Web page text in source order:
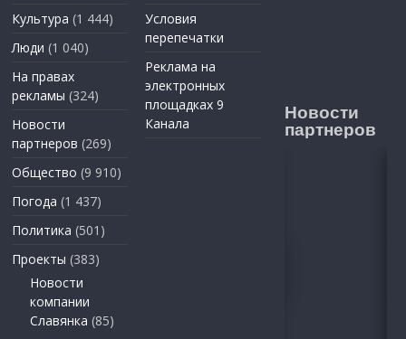
Культура (1 444)
Люди (1 040)
На правах
рекламы (324)
Новости
партнеров (269)
Общество (9 910)
Погода (1 437)
Политика (501)
Проекты (383)
Новости
компании
Славянка (85)
Условия
перепечатки
Реклама на
электронных
площадках 9
Канала
Новости
партнеров